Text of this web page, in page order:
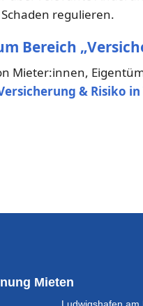
regulieren.
Bereich
Mieter:innen,
& Risiko in
Mieten